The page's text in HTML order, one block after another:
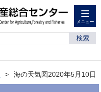
メニュー
検索
海の天気図2020年5月10日